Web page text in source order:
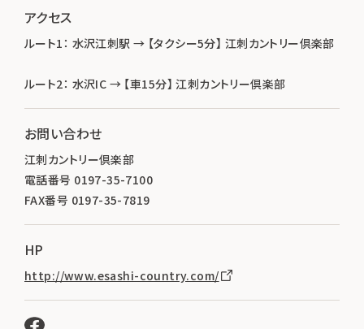
アクセス
ルート1： 水沢江刺駅 → 【タクシー5分】 江刺カントリー倶楽部
ルート2： 水沢IC → 【車15分】 江刺カントリー倶楽部
お問い合わせ
江刺カントリー倶楽部
電話番号 0197-35-7100
FAX番号 0197-35-7819
HP
http://www.esashi-country.com/